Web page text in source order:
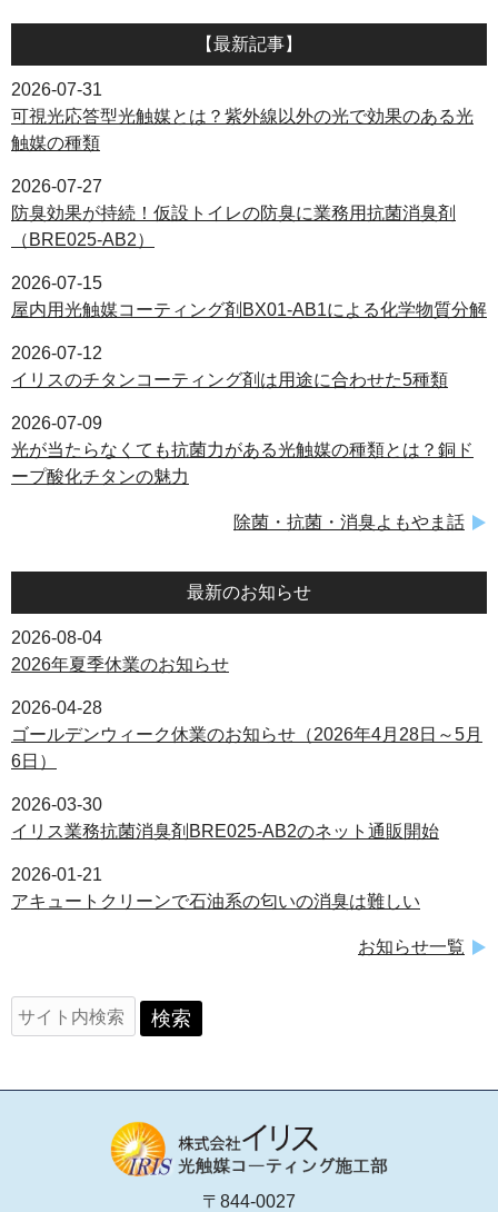
【最新記事】
2026-07-31
可視光応答型光触媒とは？紫外線以外の光で効果のある光
触媒の種類
2026-07-27
防臭効果が持続！仮設トイレの防臭に業務用抗菌消臭剤
（BRE025-AB2）
2026-07-15
屋内用光触媒コーティング剤BX01-AB1による化学物質分解
2026-07-12
イリスのチタンコーティング剤は用途に合わせた5種類
2026-07-09
光が当たらなくても抗菌力がある光触媒の種類とは？銅ド
ープ酸化チタンの魅力
除菌・抗菌・消臭よもやま話
最新のお知らせ
2026-08-04
2026年夏季休業のお知らせ
2026-04-28
ゴールデンウィーク休業のお知らせ（2026年4月28日～5月
6日）
2026-03-30
イリス業務抗菌消臭剤BRE025-AB2のネット通販開始
2026-01-21
アキュートクリーンで石油系の匂いの消臭は難しい
お知らせ一覧
〒844-0027